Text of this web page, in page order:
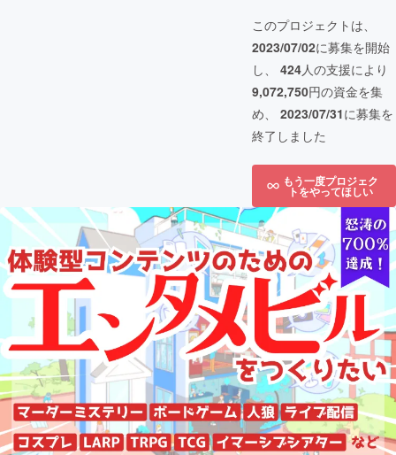
このプロジェクトは、
2023/07/02に募集を開始
し、 424人の支援により
9,072,750円の資金を集
め、 2023/07/31に募集を
終了しました
もう一度プロジェク
トをやってほしい